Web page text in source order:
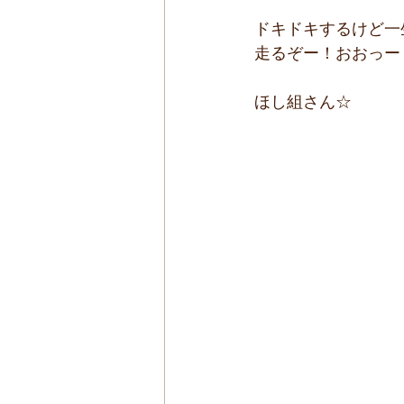
ドキドキするけど
走るぞー！おおっ
ほし組さん☆